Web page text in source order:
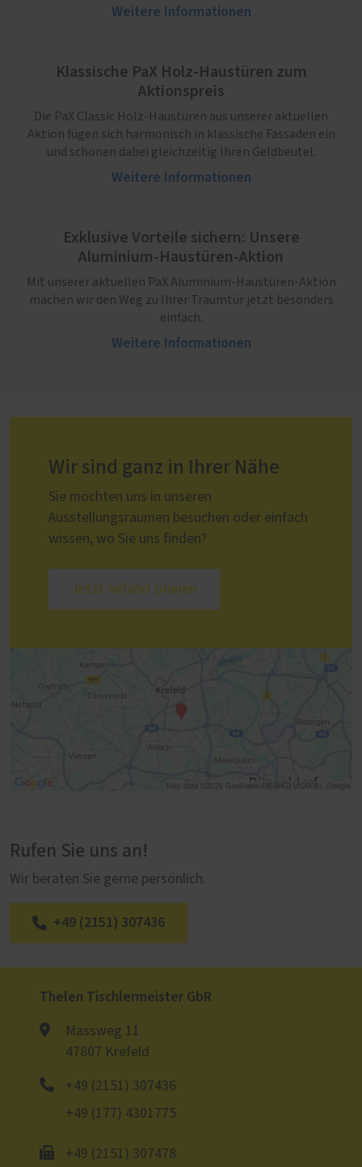
Weitere Informationen
Klassische PaX Holz-Haustüren zum
Aktionspreis
Die PaX Classic Holz-Haustüren aus unserer aktuellen
Aktion fügen sich harmonisch in klassische Fassaden ein
und schonen dabei gleichzeitig Ihren Geldbeutel.
Weitere Informationen
Exklusive Vorteile sichern: Unsere
Aluminium-Haustüren-Aktion
Mit unserer aktuellen PaX Aluminium-Haustüren-Aktion
machen wir den Weg zu Ihrer Traumtür jetzt besonders
einfach.
Weitere Informationen
Wir sind ganz in Ihrer Nähe
Sie möchten uns in unseren
Ausstellungsräumen besuchen oder einfach
wissen, wo Sie uns finden?
Jetzt Anfahrt planen
Rufen Sie uns an!
Wir beraten Sie gerne persönlich.
+49 (2151) 307436
Thelen Tischlermeister GbR
Massweg 11
47807 Krefeld
+49 (2151) 307436
+49 (177) 4301775
+49 (2151) 307478